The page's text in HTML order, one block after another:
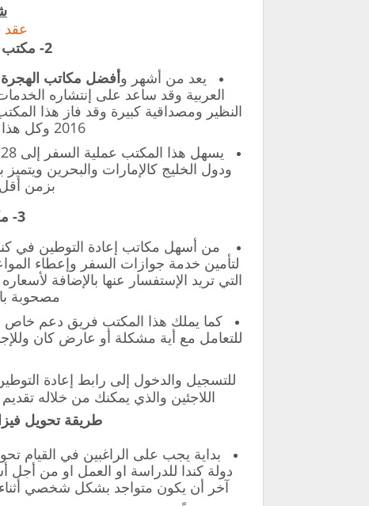
عقد
2- مكتب دليلك إلى العالم :
يعد من أشهر وأفضل مكاتب الهجرة
العربية وقد ساعد على إنتشاره
النظير ومصداقية كبيرة وقد فاز هذا
2016 وكل هذا نتيجة لعمله الجاد والكبير.
ودول الخليج كالإمارات والبحرين
بزمن أقل من 48
3- مكتب الرحلة :
لتأمين خدمة جوازات السفر وإعطاء
التي تريد الإستفسار عنها بالإضافة
مصحوبة
كما يملك هذا المكتب فريق دعم خاص
للتعامل مع أية مشكلة أو عارض كان
للتسجيل والدخول إلى رابط إعادة
اللاجئين والذي يمكنك من خلاله
طريقة تحويل
بداية يجب على الراغبين في القيام
دولة كندا للدراسة او العمل او من
آخر أن يكون متواجد بشكل شخصي أثناء